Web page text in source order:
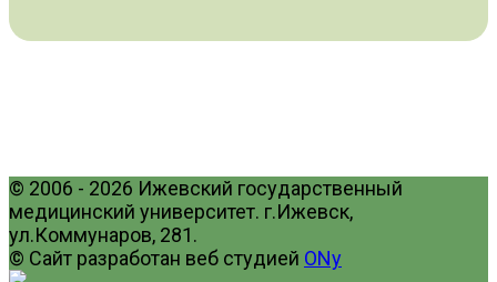
© 2006 - 2026 Ижевский государственный
медицинский университет. г.Ижевск,
ул.Коммунаров, 281.
© Сайт разработан веб студией ONy